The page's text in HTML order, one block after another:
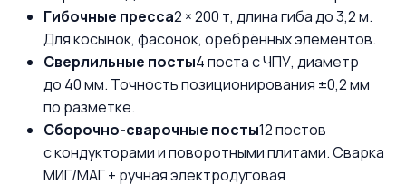
Гибочные пресса2 × 200 т, длина гиба до 3,2 м.
Для косынок, фасонок, оребрённых элементов.
Сверлильные посты4 поста с ЧПУ, диаметр
до 40 мм. Точность позиционирования ±0,2 мм
по разметке.
Сборочно-сварочные посты12 постов
с кондукторами и поворотными плитами. Сварка
МИГ/МАГ + ручная электродуговая